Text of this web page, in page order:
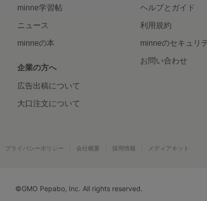
minne学習帖
ニュース
minneの本
企業の方へ
広告出稿について
大口注文について
ヘルプとガイド
利用規約
minneのセキュリ
お問い合わせ
プライバシーポリシー 会社概要 採用情報 メディアキット
©GMO Pepabo, Inc. All rights reserved.